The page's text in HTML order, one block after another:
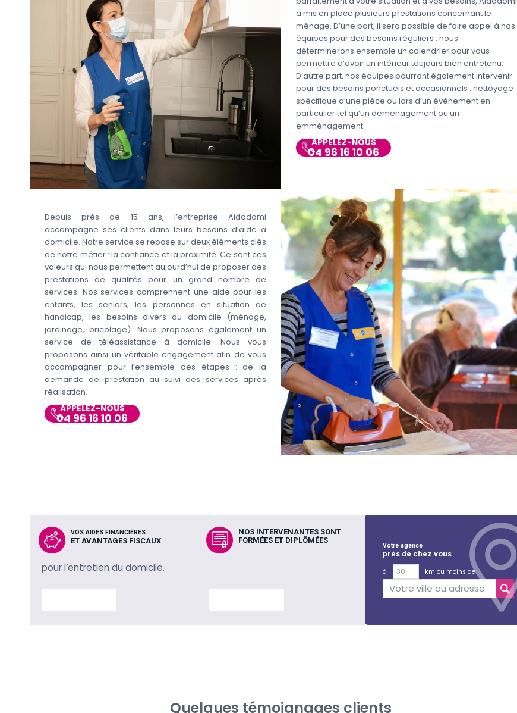
a mis en place plusieurs prestations concernant le
ménage. D’une part, il sera possible de faire appel à nos
équipes pour des besoins réguliers : nous
déterminerons ensemble un calendrier pour vous
permettre d’avoir un intérieur toujours bien entretenu.
D’autre part, nos équipes pourront également intervenir
pour des besoins ponctuels et occasionnels : nettoyage
spécifique d’une pièce ou lors d’un événement en
particulier tel qu’un déménagement ou un
emménagement.
APPELEZ-NOUS
04 96 16 10 06
Depuis près de 15 ans, l’entreprise Aidadomi
accompagne ses clients dans leurs besoins d’aide à
domicile. Notre service se repose sur deux éléments clés
de notre métier : la confiance et la proximité. Ce sont ces
valeurs qui nous permettent aujourd’hui de proposer des
prestations de qualités pour un grand nombre de
services. Nos services comprennent une aide pour les
enfants, les seniors, les personnes en situation de
handicap, les besoins divers du domicile (ménage,
jardinage, bricolage). Nous proposons également un
service de téléassistance à domicile. Nous vous
proposons ainsi un véritable engagement afin de vous
accompagner pour l’ensemble des étapes : de la
demande de prestation au suivi des services après
réalisation.
APPELEZ-NOUS
04 96 16 10 06
VOS AIDES FINANCIÈRES
ET AVANTAGES FISCAUX
pour l’entretien du domicile.
NOS INTERVENANTES SONT
FORMÉES ET DIPLÔMÉES
Votre agence
près de chez vous
à
km ou moins de
Quelques témoignages clients